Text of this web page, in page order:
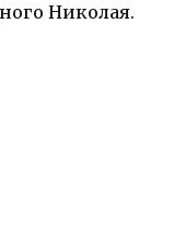
Николая.